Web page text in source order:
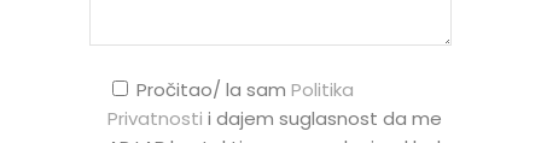
Pročitao/ la sam Politika
Privatnosti i dajem suglasnost da me